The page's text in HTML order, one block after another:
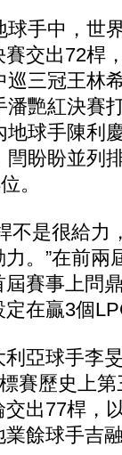
手中，世
交出72桿
三冠王林
艷紅決賽
球手陳利
盼盼並列
。
是很給力
。”在前兩
賽事上問
在贏3個
亞球手李
賽歷史上
出77桿，
餘球手吉